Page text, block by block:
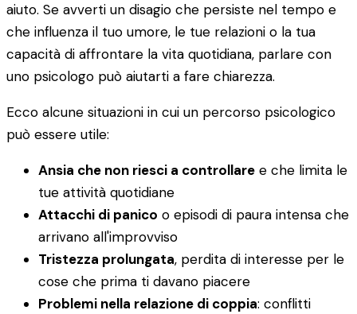
aiuto. Se avverti un disagio che persiste nel tempo e
che influenza il tuo umore, le tue relazioni o la tua
capacità di affrontare la vita quotidiana, parlare con
uno psicologo può aiutarti a fare chiarezza.
Ecco alcune situazioni in cui un percorso psicologico
può essere utile:
Ansia che non riesci a controllare e che limita le
tue attività quotidiane
Attacchi di panico o episodi di paura intensa che
arrivano all'improvviso
Tristezza prolungata, perdita di interesse per le
cose che prima ti davano piacere
Problemi nella relazione di coppia: conflitti